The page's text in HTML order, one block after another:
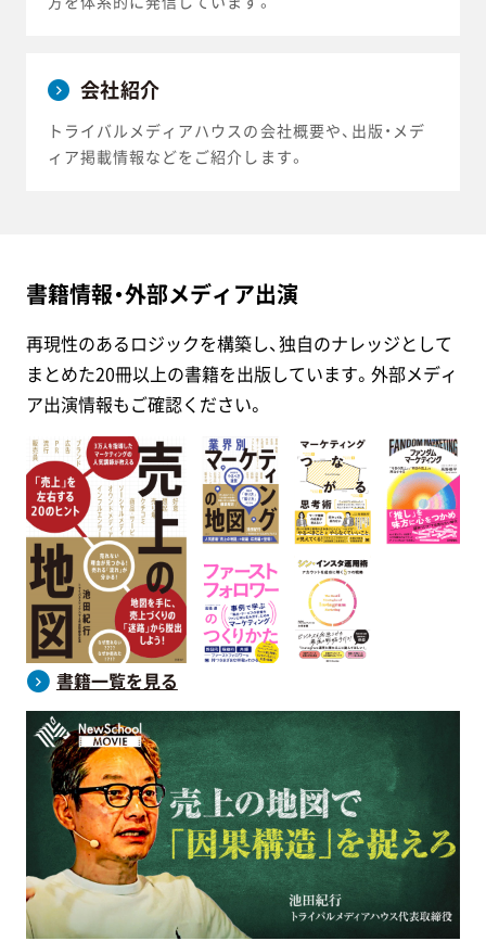
会社紹介
トライバルメディアハウスの会社概要や、出版・メデ
ィア掲載情報などをご紹介します。
書籍情報・外部メディア出演
再現性のあるロジックを構築し、独自のナレッジとして
まとめた20冊以上の書籍を出版しています。外部メディ
ア出演情報もご確認ください。
書籍一覧を見る